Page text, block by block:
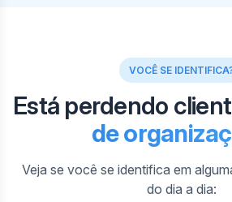
VOCÊ SE
Está perdendo
de
Veja se você se identifica em
do dia a dia: